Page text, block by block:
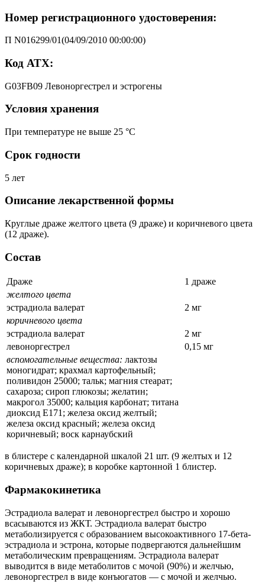
Номер регистрационного удостоверения:
П N016299/01(04/09/2010 00:00:00)
Код АТХ:
G03FB09 Левоноргестрел и эстрогены
Условия хранения
При температуре не выше 25 °C
Срок годности
5 лет
Описание лекарственной формы
Круглые драже желтого цвета (9 драже) и коричневого цвета
(12 драже).
Состав
Драже
1 драже
желтого цвета
эстрадиола валерат
2 мг
коричневого цвета
эстрадиола валерат
2 мг
левоноргестрел
0,15 мг
вспомогательные вещества: лактозы
моногидрат; крахмал картофельный;
поливидон 25000; тальк; магния стеарат;
сахароза; сироп глюкозы; желатин;
макрогол 35000; кальция карбонат; титана
диоксид Е171; железа оксид желтый;
железа оксид красный; железа оксид
коричневый; воск карнаубский
в блистере с календарной шкалой 21 шт. (9 желтых и 12
коричневых драже); в коробке картонной 1 блистер.
Фармакокинетика
Эстрадиола валерат и левоноргестрел быстро и хорошо
всасываются из ЖКТ. Эстрадиола валерат быстро
метаболизируется с образованием высокоактивного 17-бета-
эстрадиола и эстрона, которые подвергаются дальнейшим
метаболическим превращениям. Эстрадиола валерат
выводится в виде метаболитов с мочой (90%) и желчью,
левоноргестрел в виде конъюгатов — с мочой и желчью.